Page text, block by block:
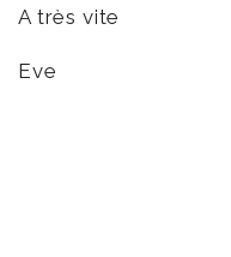
A très vite
Eve